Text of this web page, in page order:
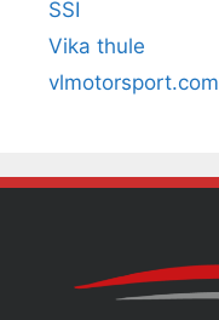
SSI
Vika thule
vlmotorsport.com